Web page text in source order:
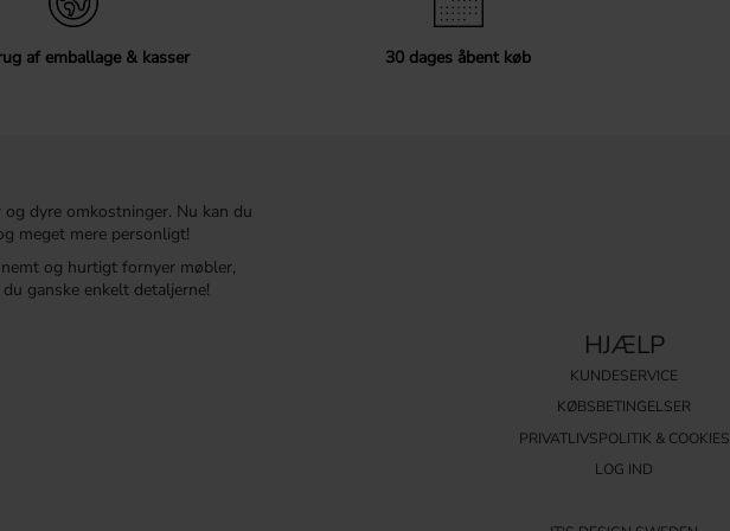
af emballage & kasser 30 dages åbent køb
dyre omkostninger. Nu kan du
meget mere personligt!
og hurtigt fornyer møbler,
ganske enkelt detaljerne!
HJÆLP
KUNDESERVICE
KØBSBETINGELSER
PRIVATLIVSPOLITIK & COOKIES
LOG IND